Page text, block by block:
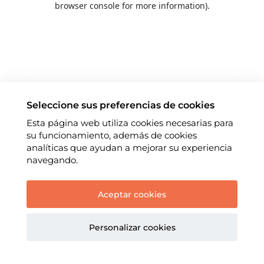
browser console for more information).
Seleccione sus preferencias de cookies
Esta página web utiliza cookies necesarias para
su funcionamiento, además de cookies
analíticas que ayudan a mejorar su experiencia
navegando.
Aceptar cookies
Personalizar cookies